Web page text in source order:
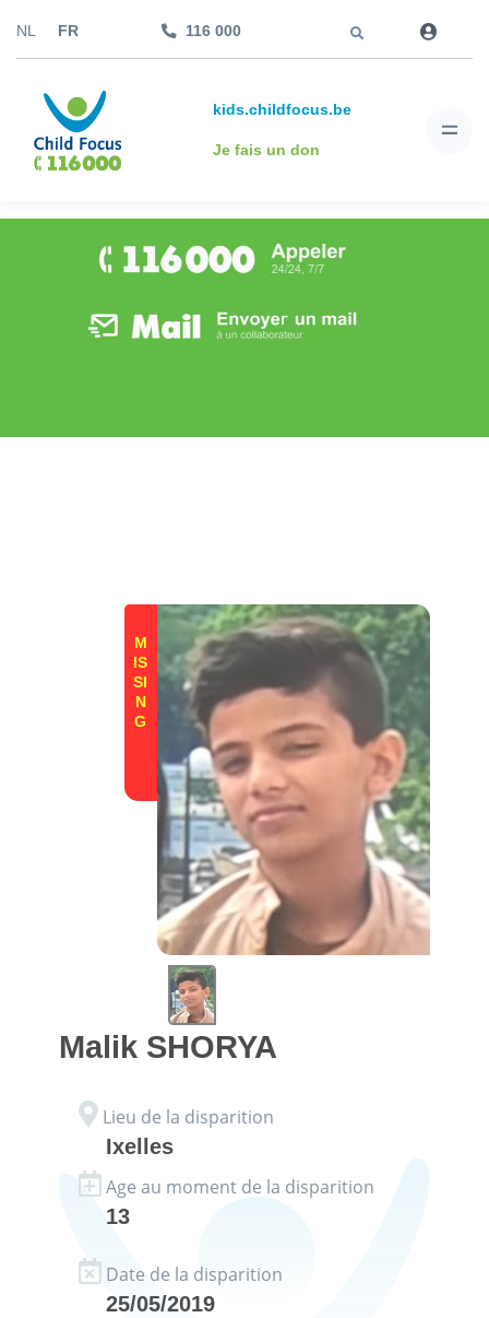
NL FR 116 000
kids.childfocus.be
Je fais un don
M
IS
SI
N
G
Malik SHORYA
Lieu de la disparition
Ixelles
Age au moment de la disparition
13
Date de la disparition
25/05/2019